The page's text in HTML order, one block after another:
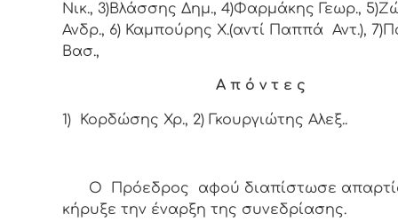
Νικ., 3)Βλάσσης Δημ., 4)Φαρμάκης Γεωρ.,
Ανδρ., 6) Καμπούρης Χ.(αντί Παππά Αντ.),
Βασ.,
Α π ό ν τ ε ς
1) Κορδώσης Χρ., 2) Γκουργιώτης Αλεξ..
Ο Πρόεδρος αφού διαπίστωσε
κήρυξε την έναρξη της συνεδρίασης.